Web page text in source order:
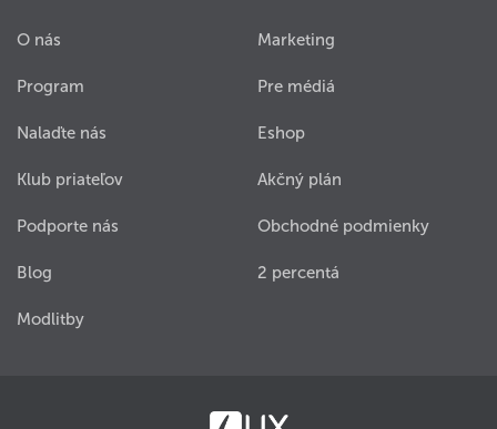
O nás
Program
Nalaďte nás
Klub priateľov
Podporte nás
Blog
Modlitby
Marketing
Pre médiá
Eshop
Akčný plán
Obchodné podmienky
2 percentá